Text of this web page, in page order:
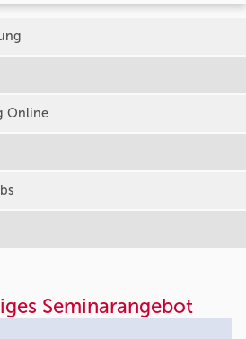
Online
Seminarangebot